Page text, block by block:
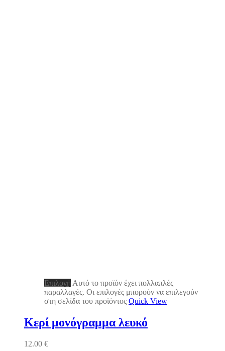
Επιλογή Αυτό το προϊόν έχει πολλαπλές
παραλλαγές. Οι επιλογές μπορούν να επιλεγούν
στη σελίδα του προϊόντος Quick View
Κερί μονόγραμμα λευκό
12.00 €